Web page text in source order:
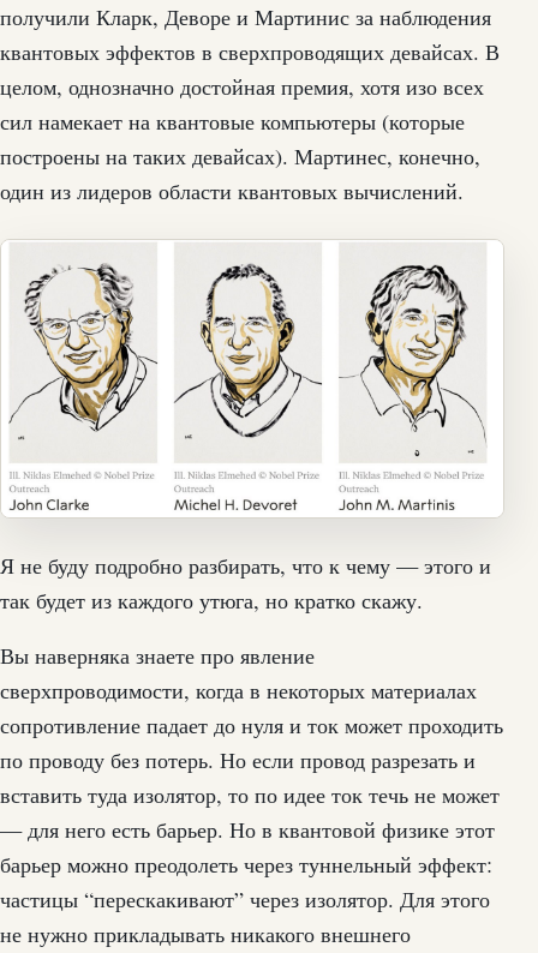
получили Кларк, Деворе и Мартинис за наблюдения
квантовых эффектов в сверхпроводящих девайсах. В
целом, однозначно достойная премия, хотя изо всех
сил намекает на квантовые компьютеры (которые
построены на таких девайсах). Мартинес, конечно,
один из лидеров области квантовых вычислений.
Я не буду подробно разбирать, что к чему — этого и
так будет из каждого утюга, но кратко скажу.
Вы наверняка знаете про явление
сверхпроводимости, когда в некоторых материалах
сопротивление падает до нуля и ток может проходить
по проводу без потерь. Но если провод разрезать и
вставить туда изолятор, то по идее ток течь не может
— для него есть барьер. Но в квантовой физике этот
барьер можно преодолеть через туннельный эффект:
частицы “перескакивают” через изолятор. Для этого
не нужно прикладывать никакого внешнего